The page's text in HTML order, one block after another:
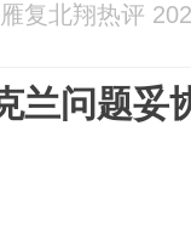
复北翔热评
兰问题妥